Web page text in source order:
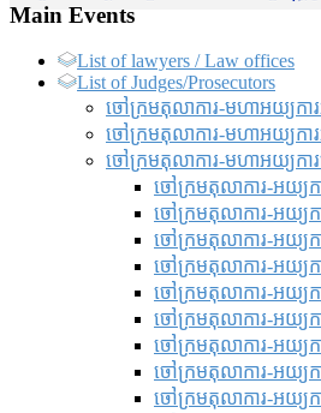
Main Events
List of lawyers / Law offices
List of Judges/Prosecutors
ចៅក្រមតុលាការ-មហាអយ្យក
ចៅក្រមតុលាការ-មហាអយ្យកា
ចៅក្រមតុលាការ-មហាអយ្យការ
ចៅក្រមតុលាការ-អយ្យក
ចៅក្រមតុលាការ-អយ្យក
ចៅក្រមតុលាការ-អយ្យក
ចៅក្រមតុលាការ-អយ្យក
ចៅក្រមតុលាការ-អយ្យ
ចៅក្រមតុលាការ-អយ្យក
ចៅក្រមតុលាការ-អយ្យក
ចៅក្រមតុលាការ-អយ្យក
ចៅក្រមតុលាការ-អយ្យក